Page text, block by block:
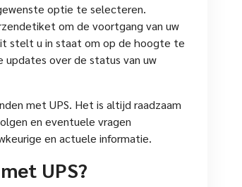
optie te selecteren.
om de voortgang van uw
stelt u in staat om op de hoogte te
over de status van uw
met UPS. Het is altijd raadzaam
en eventuele vragen
en actuele informatie.
UPS?